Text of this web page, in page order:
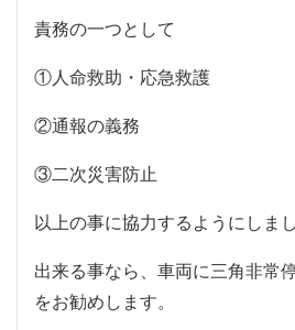
責務の一つとして
①人命救助・応急救護
②通報の義務
③二次災害防止
以上の事に協力するようにしまし
出来る事なら、車両に三角非常
をお勧めします。